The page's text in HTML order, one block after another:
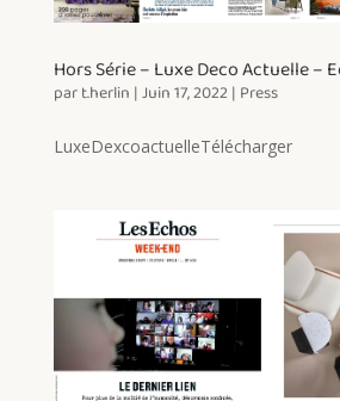
Hors Série – Luxe Deco Actuelle –
part.herlin |Juin 17, 2022 | Press
LuxeDexcoactuelleTélécharger